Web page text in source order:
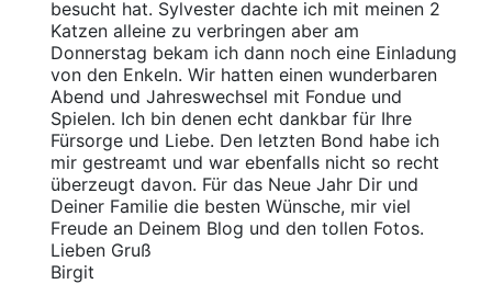
besucht hat. Sylvester dachte ich mit meinen 2
Katzen alleine zu verbringen aber am
Donnerstag bekam ich dann noch eine Einladung
von den Enkeln. Wir hatten einen wunderbaren
Abend und Jahreswechsel mit Fondue und
Spielen. Ich bin denen echt dankbar für Ihre
Fürsorge und Liebe. Den letzten Bond habe ich
mir gestreamt und war ebenfalls nicht so recht
überzeugt davon. Für das Neue Jahr Dir und
Deiner Familie die besten Wünsche, mir viel
Freude an Deinem Blog und den tollen Fotos.
Lieben Gruß
Birgit